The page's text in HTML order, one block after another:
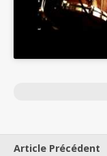
Article Précédent